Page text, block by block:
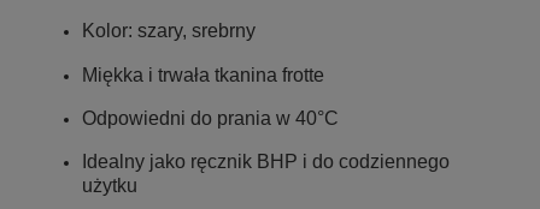
Kolor: szary, srebrny
Miękka i trwała tkanina frotte
Odpowiedni do prania w 40°C
Idealny jako ręcznik BHP i do codziennego
użytku